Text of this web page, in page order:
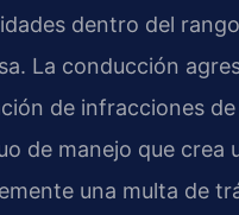
dentro del
La conducción
de infracciones
de manejo que crea
una multa de